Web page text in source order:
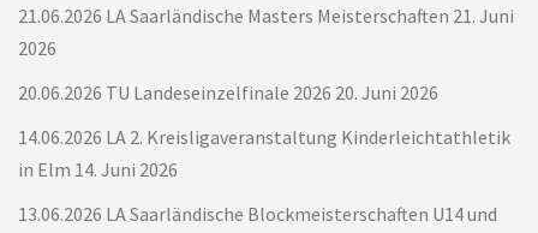
21.06.2026 LA Saarländische Masters Meisterschaften 21. Juni
2026
20.06.2026 TU Landeseinzelfinale 2026 20. Juni 2026
14.06.2026 LA 2. Kreisligaveranstaltung Kinderleichtathletik
in Elm 14. Juni 2026
13.06.2026 LA Saarländische Blockmeisterschaften U14 und